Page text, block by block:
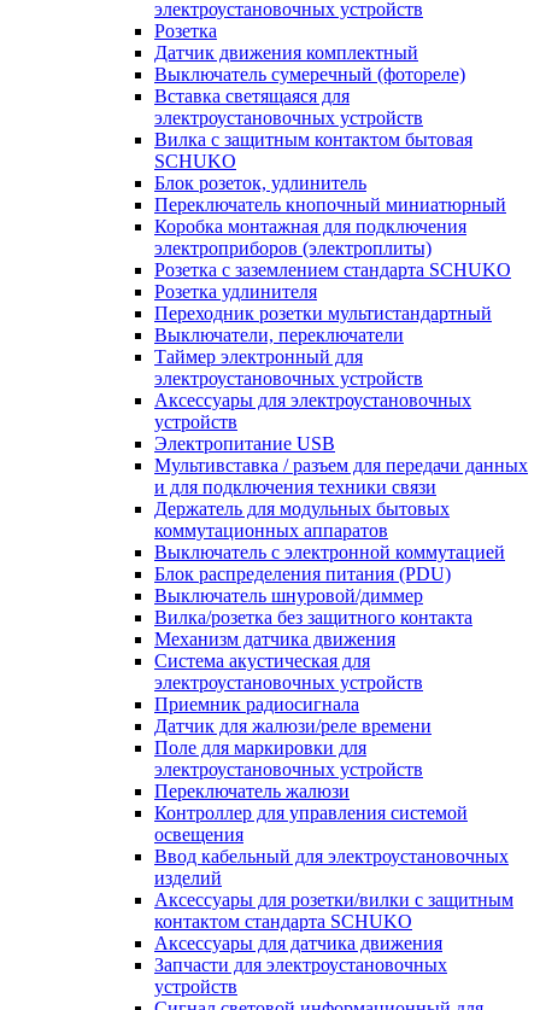
электроустановочных устройств
Розетка
Датчик движения комплектный
Выключатель сумеречный (фотореле)
Вставка светящаяся для
электроустановочных устройств
Вилка с защитным контактом бытовая
SCHUKO
Блок розеток, удлинитель
Переключатель кнопочный миниатюрный
Коробка монтажная для подключения
электроприборов (электроплиты)
Розетка с заземлением стандарта SCHUKO
Розетка удлинителя
Переходник розетки мультистандартный
Выключатели, переключатели
Таймер электронный для
электроустановочных устройств
Аксессуары для электроустановочных
устройств
Электропитание USB
Мультивставка / разъем для передачи данных
и для подключения техники связи
Держатель для модульных бытовых
коммутационных аппаратов
Выключатель с электронной коммутацией
Блок распределения питания (PDU)
Выключатель шнуровой/диммер
Вилка/розетка без защитного контакта
Механизм датчика движения
Система акустическая для
электроустановочных устройств
Приемник радиосигнала
Датчик для жалюзи/реле времени
Поле для маркировки для
электроустановочных устройств
Переключатель жалюзи
Контроллер для управления системой
освещения
Ввод кабельный для электроустановочных
изделий
Аксессуары для розетки/вилки с защитным
контактом стандарта SCHUKO
Аксессуары для датчика движения
Запчасти для электроустановочных
устройств